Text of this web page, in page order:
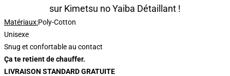
sur Kimetsu no Yaiba Détaillant !
Matériaux:Poly-Cotton
Unisexe
Snug et confortable au contact
Ça te retient de chauffer.
LIVRAISON STANDARD GRATUITE